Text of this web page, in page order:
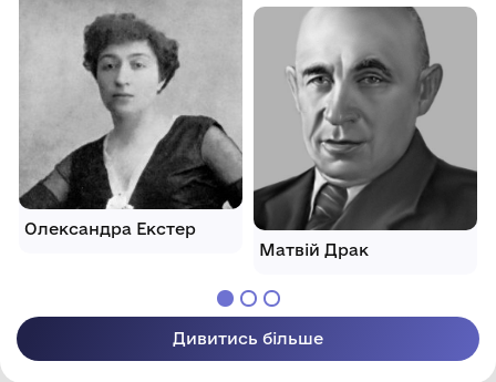
Олександра Екстер
Матвій Драк
Дивитись більше